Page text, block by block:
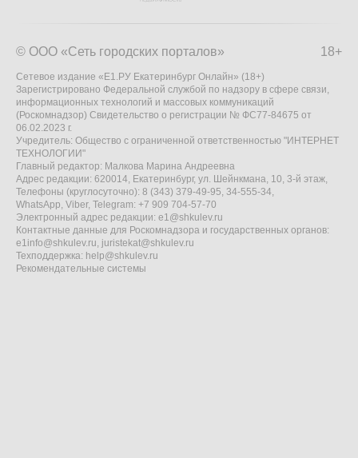
18+
© ООО «Сеть городских порталов»
Сетевое издание «Е1.РУ Екатеринбург Онлайн» (18+)
Зарегистрировано Федеральной службой по надзору в сфере связи,
информационных технологий и массовых коммуникаций
(Роскомнадзор) Свидетельство о регистрации № ФС77-84675 от
06.02.2023 г.
Учредитель: Общество с ограниченной ответственностью "ИНТЕРНЕТ
ТЕХНОЛОГИИ"
Главный редактор: Малкова Марина Андреевна
Адрес редакции: 620014, Екатеринбург, ул. Шейнкмана, 10, 3-й этаж,
Телефоны (круглосуточно): 8 (343) 379-49-95, 34-555-34,
WhatsApp, Viber, Telegram: +7 909 704-57-70
Электронный адрес редакции: e1@shkulev.ru
Контактные данные для Роскомнадзора и государственных органов:
e1info@shkulev.ru, juristekat@shkulev.ru
Техподдержка: help@shkulev.ru
Рекомендательные системы